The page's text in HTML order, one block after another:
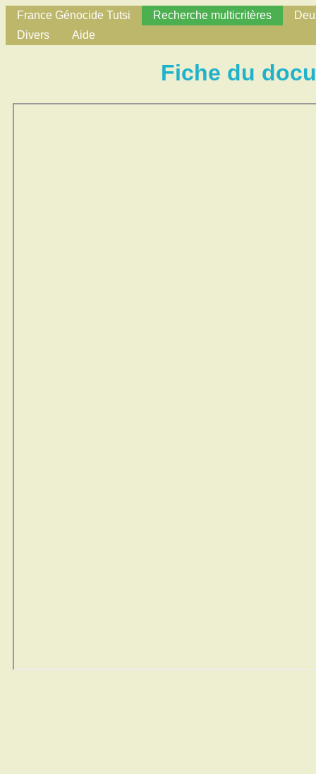
France Génocide Tutsi Recherche multicritères
Divers
Aide
Fiche du